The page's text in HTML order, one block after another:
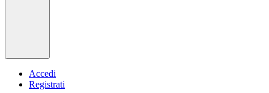
Accedi
Registrati